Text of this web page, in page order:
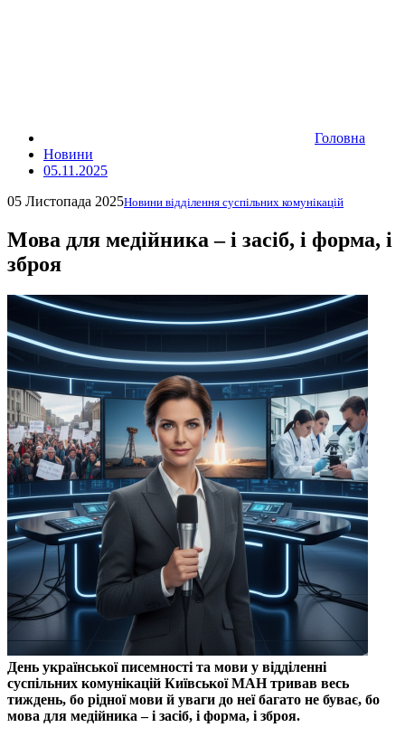
Головна
Новини
05.11.2025
05 Листопада 2025Новини відділення суспільних комунікацій
Мова для медійника – і засіб, і форма, і
зброя
День української писемності та мови у відділенні
суспільних комунікацій Київської МАН тривав весь
тиждень, бо рідної мови й уваги до неї багато не буває, бо
мова для медійника – і засіб, і форма, і зброя.